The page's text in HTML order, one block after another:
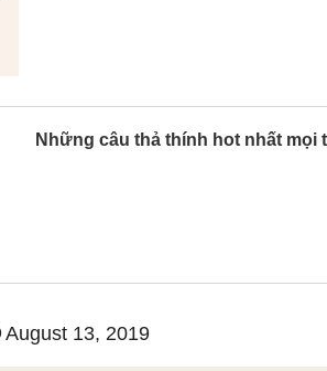
Những câu thả thính hot nhất
August 13, 2019